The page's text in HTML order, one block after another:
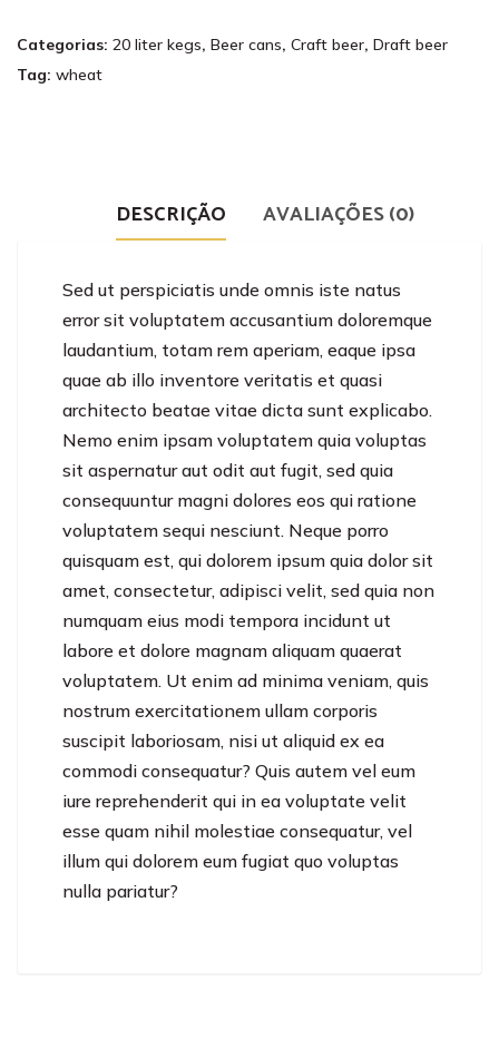
quantidade
Categorias: 20 liter kegs, Beer cans, Craft beer, Draft beer
Tag: wheat
DESCRIÇÃO AVALIAÇÕES (0)
Sed ut perspiciatis unde omnis iste natus
error sit voluptatem accusantium doloremque
laudantium, totam rem aperiam, eaque ipsa
quae ab illo inventore veritatis et quasi
architecto beatae vitae dicta sunt explicabo.
Nemo enim ipsam voluptatem quia voluptas
sit aspernatur aut odit aut fugit, sed quia
consequuntur magni dolores eos qui ratione
voluptatem sequi nesciunt. Neque porro
quisquam est, qui dolorem ipsum quia dolor sit
amet, consectetur, adipisci velit, sed quia non
numquam eius modi tempora incidunt ut
labore et dolore magnam aliquam quaerat
voluptatem. Ut enim ad minima veniam, quis
nostrum exercitationem ullam corporis
suscipit laboriosam, nisi ut aliquid ex ea
commodi consequatur? Quis autem vel eum
iure reprehenderit qui in ea voluptate velit
esse quam nihil molestiae consequatur, vel
illum qui dolorem eum fugiat quo voluptas
nulla pariatur?